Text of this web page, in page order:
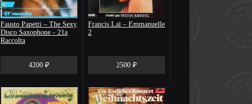
Fausto Papetti – The Sexy
Disco Saxophone - 21a
Raccolta
4200 ₽
Francis Lai – Emmanuelle
2
2500 ₽